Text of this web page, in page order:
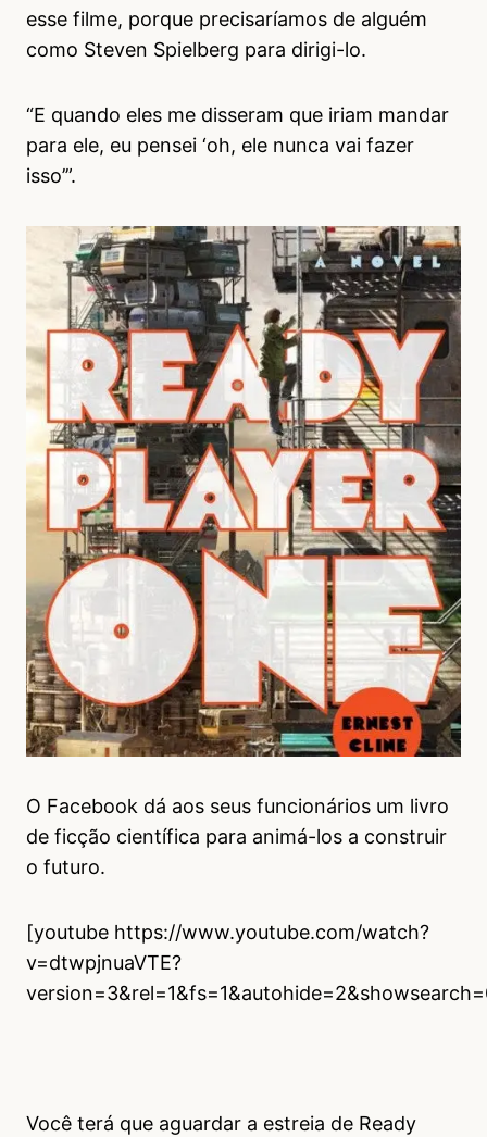
esse filme, porque precisaríamos de alguém
como Steven Spielberg para dirigi-lo.
“E quando eles me disseram que iriam mandar
para ele, eu pensei ‘oh, ele nunca vai fazer
isso’”.
O Facebook dá aos seus funcionários um livro
de ficção científica para animá-los a construir
o futuro.
[youtube https://www.youtube.com/watch?
v=dtwpjnuaVTE?
Você terá que aguardar a estreia de Ready